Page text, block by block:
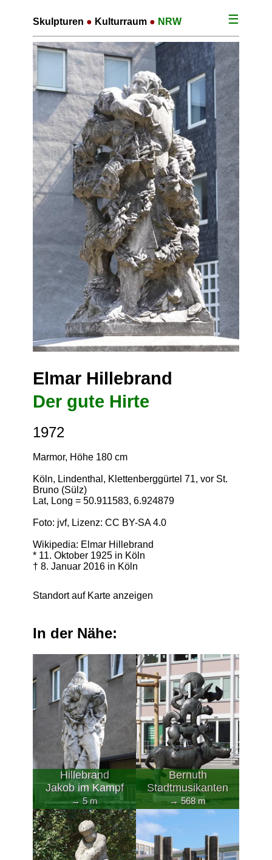
Skulpturen ● Kulturraum ● NRW ☰
Elmar Hillebrand
Der gute Hirte
1972
Marmor, Höhe 180 cm
Köln, Lindenthal, Klettenberggürtel 71, vor St.
Bruno (Sülz)
Lat, Long = 50.911583, 6.924879
Foto: jvf, Lizenz: CC BY-SA 4.0
Wikipedia: Elmar Hillebrand
* 11. Oktober 1925 in Köln
† 8. Januar 2016 in Köln
Standort auf Karte anzeigen
In der Nähe:
Hillebrand
Jakob im Kampf
→ 5 m
Bernuth
Stadtmusikanten
→ 568 m